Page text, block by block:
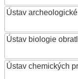
Ústav
Ústav biologie
Ústav chemických